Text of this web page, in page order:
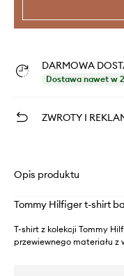
DARMOWA
Dostawa nawet w
ZWROTY I
Opis produktu
Tommy Hilfiger t-shirt
T-shirt z kolekcji Tommy
przewiewnego materiału z